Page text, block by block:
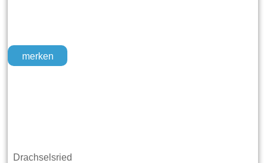
merken
Drachselsried